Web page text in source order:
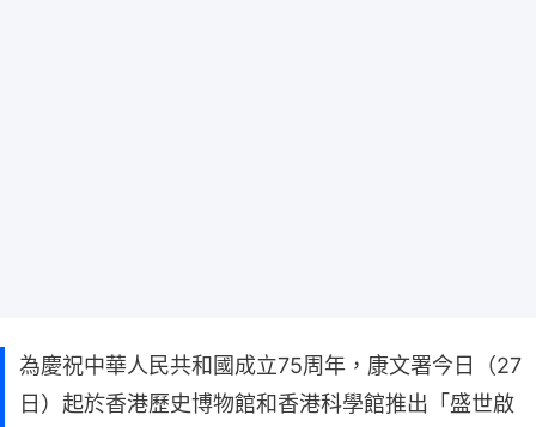
為慶祝中華人民共和國成立75周年，康文署今日（27
日）起於香港歷史博物館和香港科學館推出「盛世啟